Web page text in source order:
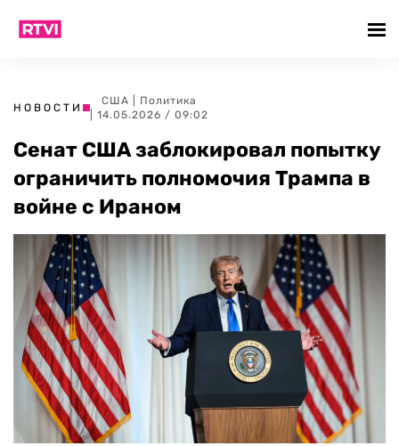
НОВОСТИ
США
Политика
| 14.05.2026 / 09:02
Сенат США заблокировал попытку
ограничить полномочия Трампа в
войне с Ираном